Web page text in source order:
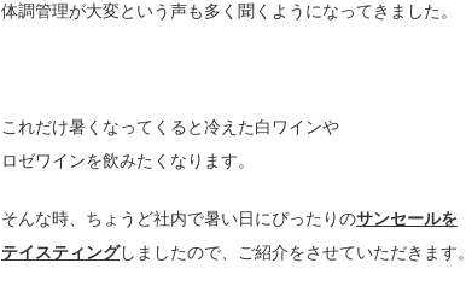
体調管理が大変という声も多く聞くようになってきました。
これだけ暑くなってくると冷えた白ワインや
ロゼワインを飲みたくなります。
そんな時、ちょうど社内で暑い日にぴったりのサンセールを
テイスティングしましたので、ご紹介をさせていただきます。